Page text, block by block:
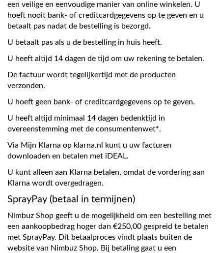
een veilige en eenvoudige manier van online winkelen. U
hoeft nooit bank- of creditcardgegevens op te geven en u
betaalt pas nadat de bestelling is bezorgd.
U betaalt pas als u de bestelling in huis heeft.
U heeft altijd 14 dagen de tijd om uw rekening te betalen.
De factuur wordt tegelijkertijd met de producten
verzonden.
U hoeft geen bank- of creditcardgegevens op te geven.
U heeft altijd minimaal 14 dagen bedenktijd in
overeenstemming met de consumentenwet*.
Via Mijn Klarna op klarna.nl kunt u uw facturen
downloaden en betalen met iDEAL.
U kunt alleen aan Klarna betalen, omdat de vordering aan
Klarna wordt overgedragen.
SprayPay (betaal in termijnen)
Nimbuz Shop geeft u de mogelijkheid om een bestelling met
een aankoopbedrag hoger dan €250,00 gespreid te betalen
met SprayPay. Dit betaalproces vindt plaats buiten de
website van Nimbuz Shop. Bij betaling gaat u een